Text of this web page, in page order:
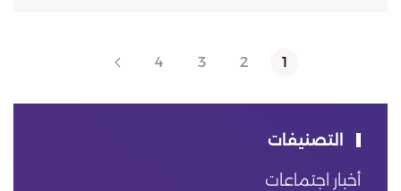
1
2
3
4
التصنيفات
أخبار اجتماعات